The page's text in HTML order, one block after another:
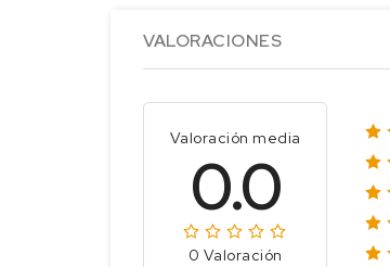
VALORACIONES
Valoración media
0.0
0 Valoración